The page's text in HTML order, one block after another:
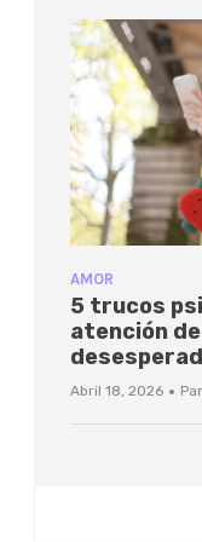
AMOR
5 trucos
atención
Abril 18, 2026 ·